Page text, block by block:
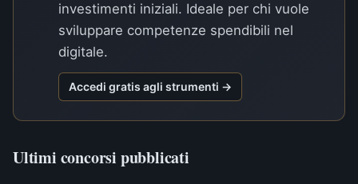
investimenti iniziali. Ideale per chi vuole
sviluppare competenze spendibili nel
digitale.
Accedi gratis agli strumenti →
Ultimi concorsi pubblicati